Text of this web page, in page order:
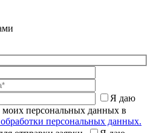
Я даю
моих персональных данных в
персональных данных.